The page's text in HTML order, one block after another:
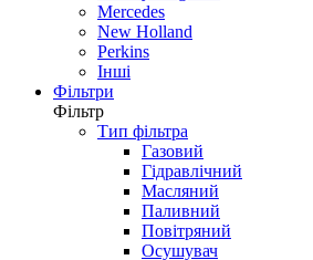
Mercedes
New Holland
Perkins
Інші
Фільтри
Фільтр
Тип фільтра
Газовий
Гідравлічний
Масляний
Паливний
Повітряний
Осушувач